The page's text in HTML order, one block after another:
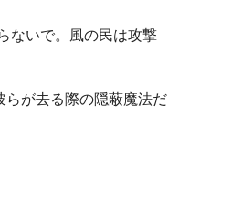
ないで。風の民は攻撃
が去る際の隠蔽魔法だ